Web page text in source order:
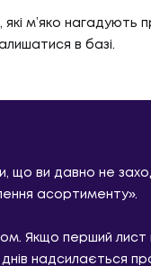
які м’яко нагадують
в базі.
що ви давно не
асортименту».
Якщо перший лист
надсилається